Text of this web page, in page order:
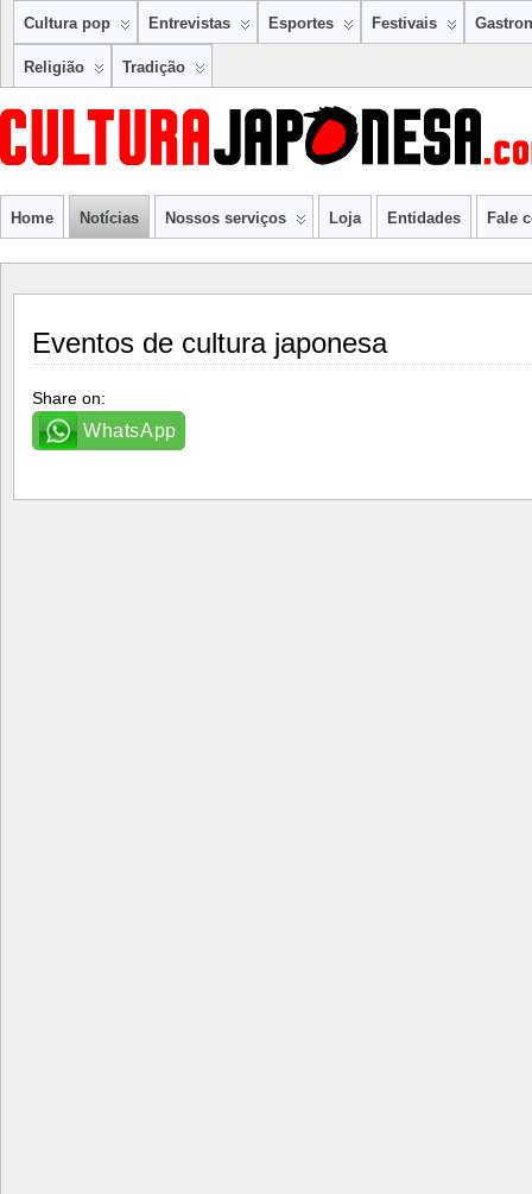
Cultura pop Entrevistas Esportes Festivais
Religião Tradição
Home Notícias Nossos serviços Loja Entidades Fale
Eventos de cultura japonesa
Share on:
WhatsApp